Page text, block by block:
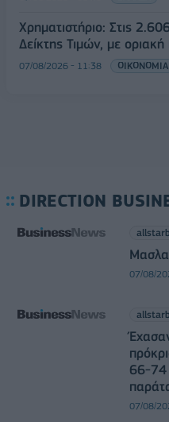
Χρηματιστήριο: Στις
Δείκτης Τιμών, με
07/08/2026 - 11:38 ΟΙΚΟΝΟΜΙΑ
DIRECTION
07/08/
66-74
07/08/